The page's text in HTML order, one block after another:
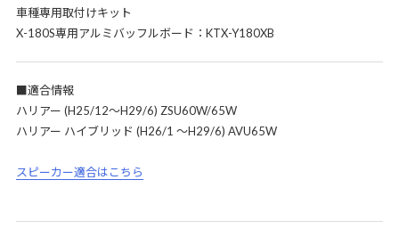
車種専用取付けキット
X-180S専用アルミバッフルボード：KTX-Y180XB
■適合情報
ハリアー (H25/12～H29/6) ZSU60W/65W
ハリアー ハイブリッド (H26/1 ～H29/6) AVU65W
スピーカー適合はこちら